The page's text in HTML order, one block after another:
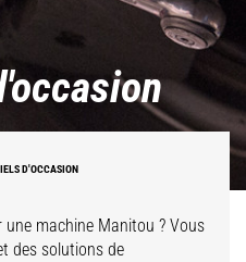
D'OCCASION
machine Manitou ? Vous
des solutions de